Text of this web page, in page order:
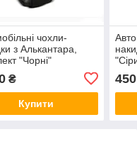
чохли-
з Алькантара,
"Чорні"
₴
Купити
450